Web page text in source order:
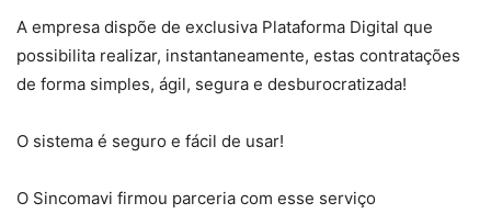
A empresa dispõe de exclusiva Plataforma Digital que
possibilita realizar, instantaneamente, estas contratações
de forma simples, ágil, segura e desburocratizada!
O sistema é seguro e fácil de usar!
O Sincomavi firmou parceria com esse serviço